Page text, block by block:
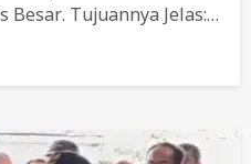
Besar. Tujuannya Jelas:…